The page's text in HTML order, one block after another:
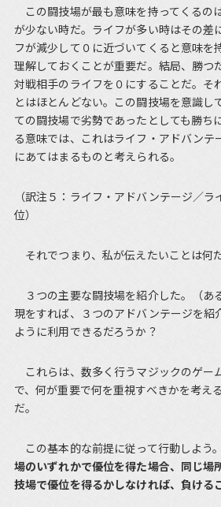
この闘技場が最も意味を持ってくるの
が少ない時だ。ライフが多い時はその差
フが減少して０に近づいてくると意味を
理解しておくことが重要だ。結局、勝つ
対戦相手のライフを０にすることだ。そ
とはほとんどない。この闘技場を意識し
ての闘技場で劣勢であったとしても勝ち
る意味では、これはライフ・アドバンテ
にあてはまるものと考えられる。
（訳注５：ライフ・アドバンテージ／
位）
それでつまり、私が伝えたいことは何
３つの主要な闘技場を紹介した。（あ
現をすれば、３つのアドバンテージを紹
ように利用できるだろうか？
これらは、数多く行うマジックのゲー
で、何が重要で何を重視すべきかを考え
だ。
この基本的な前提に従って行動しよう。
場のいずれかで優位を得た場合、同じ場
技場で優位を得るかしなければ、負ける